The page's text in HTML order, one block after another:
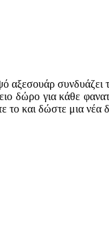
συνδυάζει
για κάθε
το και δώστε μια